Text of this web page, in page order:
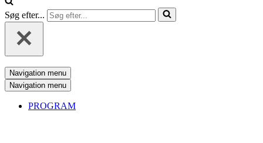
Søg efter...
Navigation menu
Navigation menu
PROGRAM